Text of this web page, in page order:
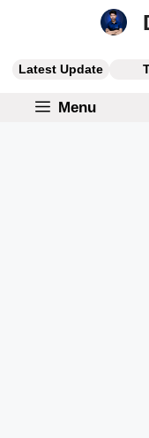
Latest Update
Menu